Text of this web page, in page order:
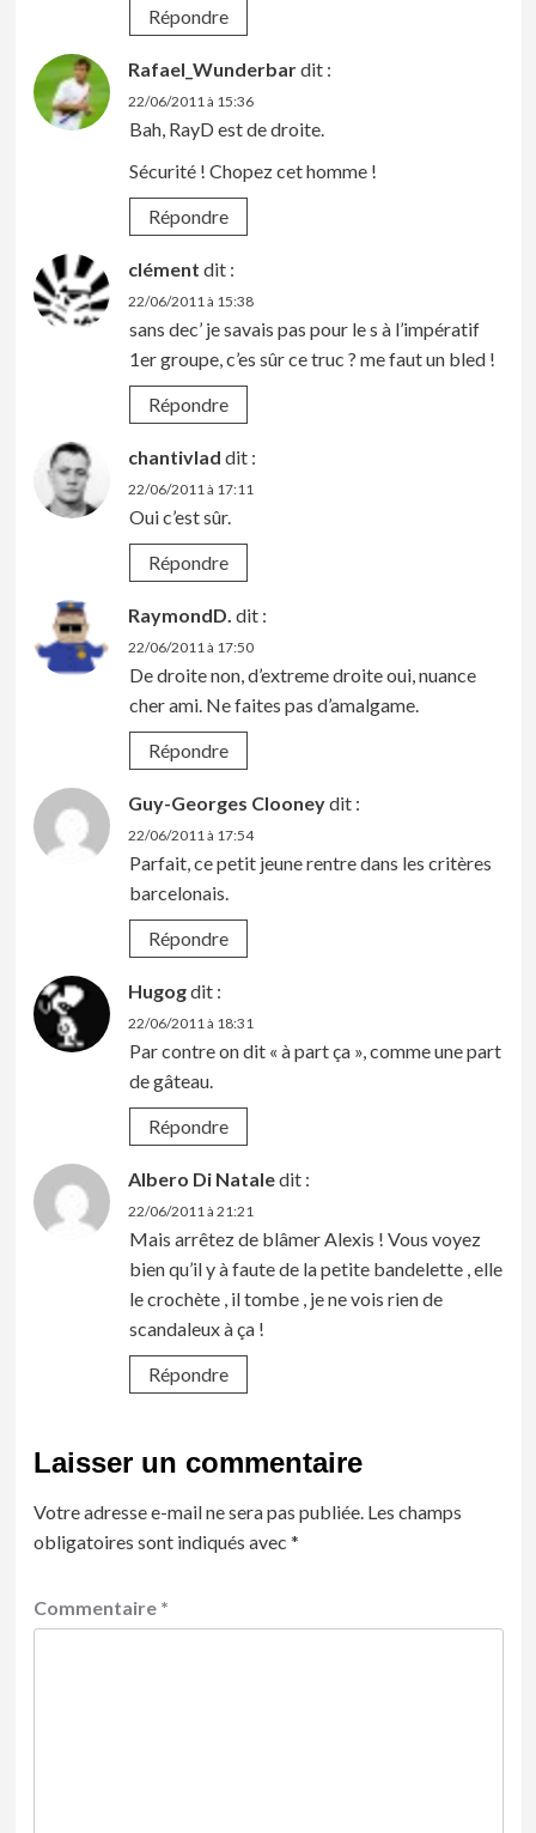
Répondre
Rafael_Wunderbardit :
22/06/2011 à 15:36
Bah, RayD est de droite.
Sécurité ! Chopez cet homme !
Répondre
clément dit :
22/06/2011 à 15:38
sans dec’ je savais pas pour le s à l’impératif
1er groupe, c’es sûr ce truc ? me faut un bled !
Répondre
chantivlad dit :
22/06/2011 à 17:11
Oui c’est sûr.
Répondre
RaymondD. dit :
22/06/2011 à 17:50
De droite non, d’extreme droite oui, nuance
cher ami. Ne faites pas d’amalgame.
Répondre
Guy-Georges Clooneydit :
22/06/2011 à 17:54
Parfait, ce petit jeune rentre dans les critères
barcelonais.
Répondre
Hugogdit :
22/06/2011 à 18:31
Par contre on dit « à part ça », comme une part
de gâteau.
Répondre
Albero Di Nataledit :
22/06/2011 à 21:21
Mais arrêtez de blâmer Alexis ! Vous voyez
bien qu’il y à faute de la petite bandelette , elle
le crochète , il tombe , je ne vois rien de
scandaleux à ça !
Répondre
Laisser un commentaire
Votre adresse e-mail ne sera pas publiée. Les champs
obligatoires sont indiqués avec *
Commentaire *